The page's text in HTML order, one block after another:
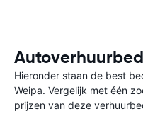
Hieronder staan de best
Weipa. Vergelijk met één
prijzen van deze